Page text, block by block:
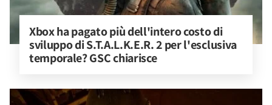
Xbox ha pagato più dell'intero costo di
sviluppo di S.T.A.L.K.E.R. 2 per l'esclusiva
temporale? GSC chiarisce